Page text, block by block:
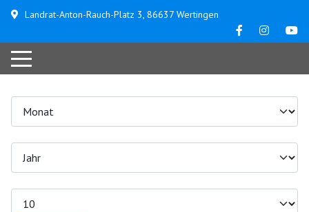
Landrat-Anton-Rauch-Platz 3, 86637 Wertingen